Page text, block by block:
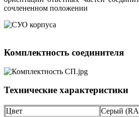
сочлененном положении
Комплектность соединителя
Технические характеристики
Цвет Серый